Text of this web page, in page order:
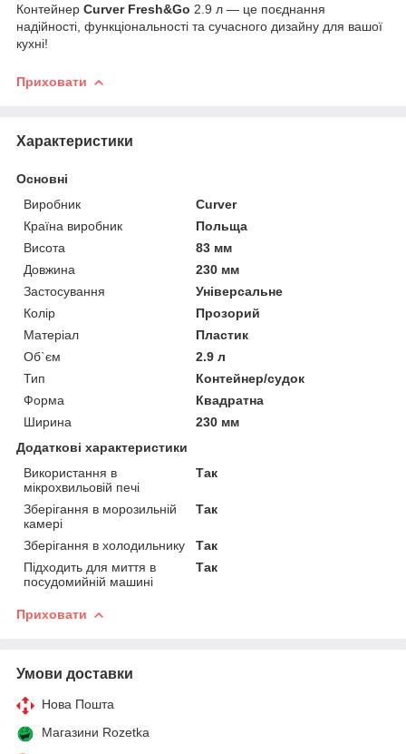
Контейнер Curver Fresh&Go 2.9 л — це поєднання
надійності, функціональності та сучасного дизайну для вашої
кухні!
Приховати
Характеристики
Основні
Виробник
Curver
Країна виробник
Польща
Висота
83 мм
Довжина
230 мм
Застосування
Універсальне
Колір
Прозорий
Матеріал
Пластик
Об`єм
2.9 л
Тип
Контейнер/судок
Форма
Квадратна
Ширина
230 мм
Додаткові характеристики
Використання в
мікрохвильовій печі
Так
Зберігання в морозильній
камері
Так
Зберігання в холодильнику
Так
Підходить для миття в
посудомийній машині
Так
Приховати
Умови доставки
Нова Пошта
Магазини Rozetka